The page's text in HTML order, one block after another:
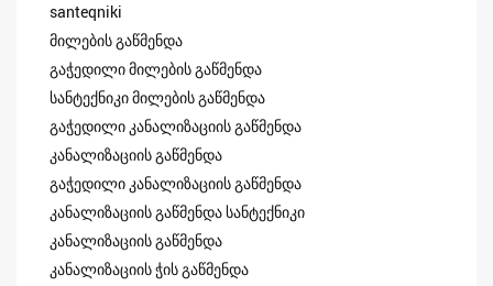
santeqniki
მილების გაწმენდა
გაჭედილი მილების გაწმენდა
სანტექნიკი მილების გაწმენდა
გაჭედილი კანალიზაციის გაწმენდა
კანალიზაციის გაწმენდა
გაჭედილი კანალიზაციის გაწმენდა
კანალიზაციის გაწმენდა სანტექნიკი
კანალიზაციის გაწმენდა
კანალიზაციის ჭის გაწმენდა